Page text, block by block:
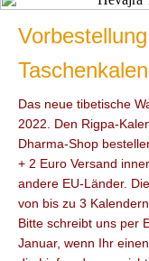
Das neue tibetische
2022. Den Rigpa-
Dharma-Shop
+ 2 Euro Versand
andere EU-Länder.
von bis zu 3
Bitte schreibt uns per
Januar, wenn Ihr